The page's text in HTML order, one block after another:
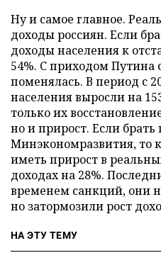
Ну и самое главное.
доходы россиян. Если
доходы населения к
54%. С приходом Путина
поменялась. В период с
населения выросли на
только их
но и прирост. Если брать
Минэкономразвития, то
иметь прирост в
доходах на 28%.
временем санкций, они
но затормозили рост
НА ЭТУ ТЕМУ